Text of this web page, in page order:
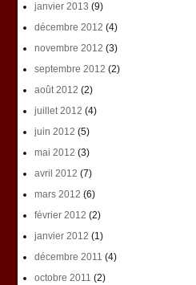
janvier 2013 (9)
décembre 2012 (4)
novembre 2012 (3)
septembre 2012 (2)
août 2012 (2)
juillet 2012 (4)
juin 2012 (5)
mai 2012 (3)
avril 2012 (7)
mars 2012 (6)
février 2012 (2)
janvier 2012 (1)
décembre 2011 (4)
octobre 2011 (2)